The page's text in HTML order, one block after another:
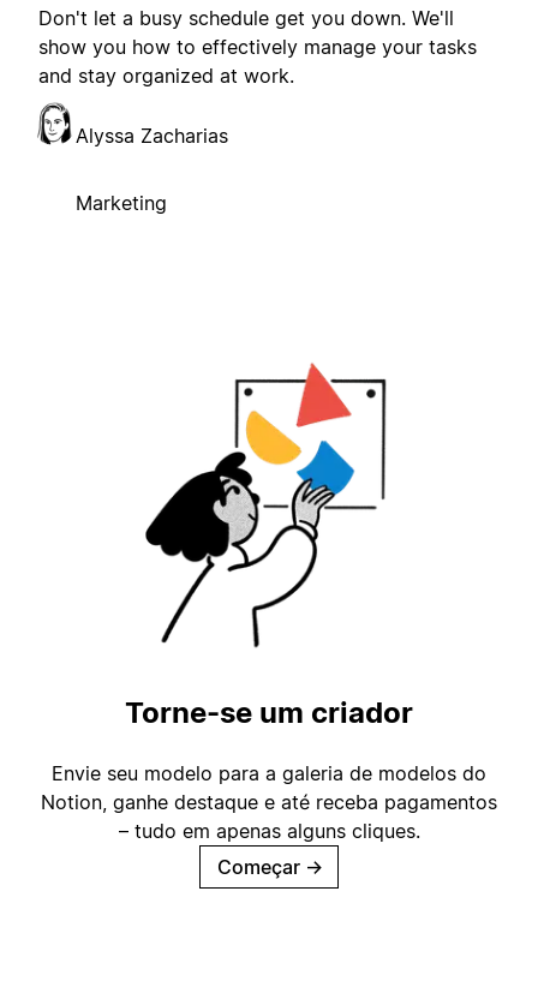
Don't let a busy schedule get you down. We'll
show you how to effectively manage your tasks
and stay organized at work.
Alyssa Zacharias
Marketing
Torne-se um criador
Envie seu modelo para a galeria de modelos do
Notion, ganhe destaque e até receba pagamentos
– tudo em apenas alguns cliques.
Começar →